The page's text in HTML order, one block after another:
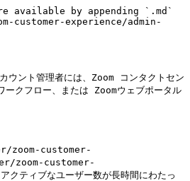
available by appending `.md`
experience/admin-
ウント管理者には、Zoom コンタクトセン
ークフロー、または Zoomウェブポータル
zoom-customer-
zoom-customer-
ィブなユーザー数が長時間にわたっ